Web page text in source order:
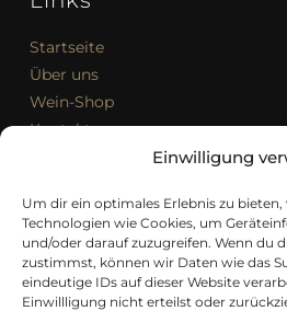
Einwilligung
Um dir ein optimales Erlebnis zu
Technologien wie Cookies, um
und/oder darauf zuzugreifen. Wenn du
zustimmst, können wir Daten wie das
eindeutige IDs auf dieser Website
Einwillligung nicht erteilst oder
Startseite
Über uns
Wein-Shop
Kontakt
Cookie-Richtlinie (EU)
Kontakt